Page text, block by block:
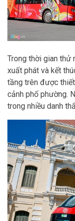
Trong thời gian thử
xuất phát và kết
tầng trên được
cảnh phố phường.
trong nhiều danh